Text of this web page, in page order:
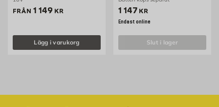
FRÅN Pris 1149 kr
1 149 KR
Lägg i varukorg
Pris 1147 kr
1 147 KR
Endast online
slut i lager